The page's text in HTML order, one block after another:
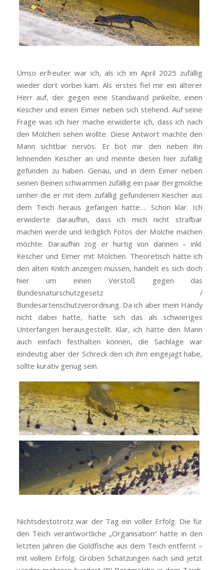
Umso erfreuter war ich, als ich im April 2025 zufällig
wieder dort vorbei kam. Als erstes fiel mir ein älterer
Herr auf, der gegen eine Standwand pinkelte, einen
Kescher und einen Eimer neben sich stehend. Auf seine
Frage was ich hier mache erwiderte ich, dass ich nach
den Molchen sehen wollte. Diese Antwort machte den
Mann sichtbar nervös. Er bot mir den neben ihn
lehnenden Kescher an und meinte diesen hier zufällig
gefunden zu haben. Genau, und in dem Eimer neben
seinen Beinen schwammen zufällig ein paar Bergmolche
umher die er mit dem zufällig gefundenen Kescher aus
dem Teich heraus gefangen hatte…. Schon klar. Ich
erwiderte daraufhin, dass ich mich nicht strafbar
machen werde und lediglich Fotos der Molche machen
möchte. Daraufhin zog er hurtig von dannen – inkl.
Kescher und Eimer mit Molchen. Theoretisch hätte ich
den alten Knilch anzeigen müssen, handelt es sich doch
hier um einen Verstoß gegen das
Bundesnaturschutzgesetz /
Bundesartenschutzverordnung. Da ich aber mein Handy
nicht dabei hatte, hätte sich das als schwieriges
Unterfangen herausgestellt. Klar, ich hätte den Mann
auch einfach festhalten können, die Sachlage war
eindeutig aber der Schreck den ich ihm eingejagt habe,
sollte kurativ genug sein.
Nichtsdestotrotz war der Tag ein voller Erfolg. Die für
den Teich verantwortliche „Organisation“ hatte in den
letzten Jahren die Goldfische aus dem Teich entfernt –
mit vollem Erfolg. Groben Schätzungen nach sind jetzt